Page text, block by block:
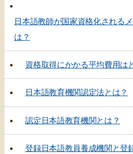
日本語教師が国家資格化される
は？
資格取得にかかる平均費用は
日本語教育機関認定法とは？
認定日本語教育機関とは？
登録日本語教員養成機関と登